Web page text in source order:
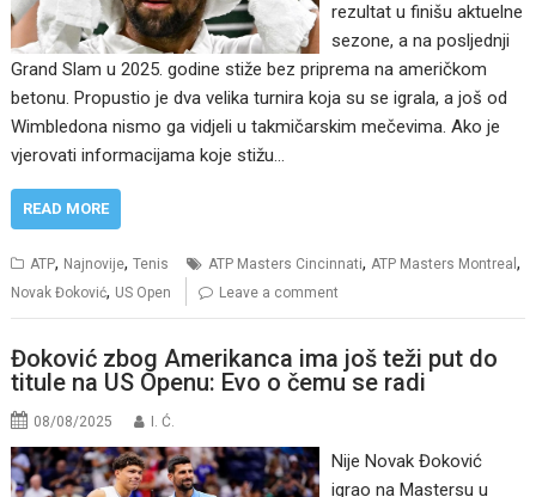
rezultat u finišu aktuelne
sezone, a na posljednji
Grand Slam u 2025. godine stiže bez priprema na američkom
betonu. Propustio je dva velika turnira koja su se igrala, a još od
Wimbledona nismo ga vidjeli u takmičarskim mečevima. Ako je
vjerovati informacijama koje stižu…
READ MORE
ATP, Najnovije,Tenis ATP Masters Cincinnati,ATP Masters Montreal,
Novak Đoković, US Open Leave a comment
Đoković zbog Amerikanca ima još teži put do
titule na US Openu: Evo o čemu se radi
08/08/2025 I. Ć.
Nije Novak Đoković
igrao na Mastersu u